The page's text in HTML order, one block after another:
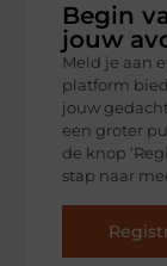
Begin
jouw
Meld je aan
platform
jouw
een groter
de knop
stap naar